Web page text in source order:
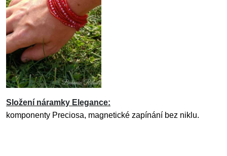
Složení náramky Elegance:
komponenty Preciosa, magnetické zapínání bez niklu.